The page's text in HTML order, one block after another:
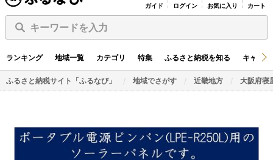
ガイド ログイン お気に入り カート
キーワードを入力
ランキング 地域一覧 カテゴリ 特集 ふるさと納税を知る キャン
ふるさと納税サイト「ふるなび」 地域でさがす 近畿地方 大阪府寝